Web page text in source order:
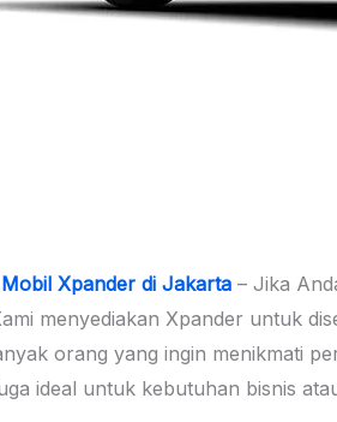
Xpander di Jakarta– Jika
menyediakan Xpander untuk
orang yang ingin menikmati
ideal untuk kebutuhan bisnis